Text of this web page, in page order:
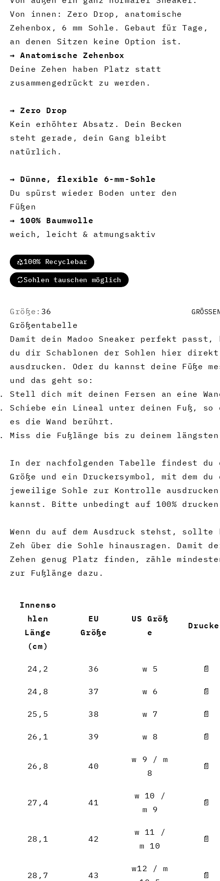
Von innen: Zero Drop, anatomische
Zehenbox, 6 mm Sohle. Gebaut für Tage,
an denen Sitzen keine Option ist.
→ Anatomische Zehenbox
Deine Zehen haben Platz statt
zusammengedrückt zu werden.
→ Zero Drop
Kein erhöhter Absatz. Dein Becken
steht gerade, dein Gang bleibt
natürlich.
→ Dünne, flexible 6-mm-Sohle
Du spürst wieder Boden unter den
Füßen
→ 100% Baumwolle
weich, leicht & atmungsaktiv
100% Recyclebar
Sohlen tauschen möglich
Größe: 36
Größentabelle
Damit dein Madoo Sneaker perfekt passt,
du dir Schablonen der Sohlen hier direkt
ausdrucken. Oder du kannst deine Füße
und das geht so:
Stell dich mit deinen Fersen an eine
Schiebe ein Lineal unter deinen Fuß, so
es die Wand berührt.
Miss die Fußlänge bis zu deinem
In der nachfolgenden Tabelle findest du
Größe und ein Druckersymbol, mit dem du
jeweilige Sohle zur Kontrolle ausdrucken
kannst. Bitte unbedingt auf 100%
Wenn du auf dem Ausdruck stehst, sollte
Zeh über die Sohle hinausragen. Damit
Zehen genug Platz finden, zähle
zur Fußlänge dazu.
Innenso
hlen
Länge
(cm)
EU
Größe
US Größ
e
24,2 36 w 5 📄
24,8 37 w 6 📄
25,5 38 w 7 📄
26,1 39 w 8 📄
26,8 40
w 9 / m
8
📄
27,4 41
w 10 /
m 9
📄
28,1 42
w 11 /
m 10
📄
28,7 43
w12 / m
📄